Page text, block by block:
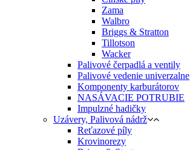
Zama
Walbro
Briggs & Stratton
Tillotson
Wacker
Palivové čerpadlá a ventily
Palivové vedenie univerzalne
Komponenty karburátorov
NASÁVACIE POTRUBIE
Impulzné hadičky
Uzávery, Palivová nádrž
Reťazové píly
Krovinorezy